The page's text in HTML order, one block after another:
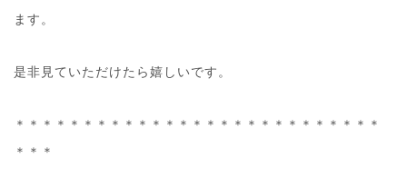
ます。
是非見ていただけたら嬉しいです。
＊＊＊＊＊＊＊＊＊＊＊＊＊＊＊＊＊＊＊＊＊＊＊＊＊＊＊
＊＊＊